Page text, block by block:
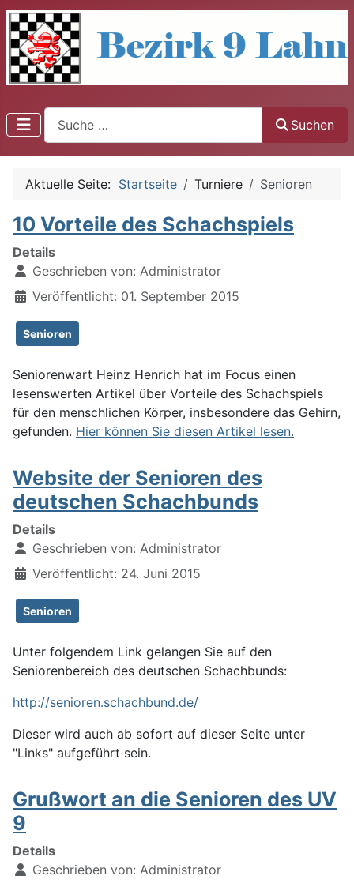
Suchen
Suchen
Aktuelle Seite: Startseite Turniere Senioren
10 Vorteile des Schachspiels
Details
Geschrieben von: Administrator
Veröffentlicht: 01. September 2015
Senioren
Seniorenwart Heinz Henrich hat im Focus einen
lesenswerten Artikel über Vorteile des Schachspiels
für den menschlichen Körper, insbesondere das Gehirn,
gefunden. Hier können Sie diesen Artikel lesen.
Website der Senioren des
deutschen Schachbunds
Details
Geschrieben von: Administrator
Veröffentlicht: 24. Juni 2015
Senioren
Unter folgendem Link gelangen Sie auf den
Seniorenbereich des deutschen Schachbunds:
http://senioren.schachbund.de/
Dieser wird auch ab sofort auf dieser Seite unter
"Links" aufgeführt sein.
Grußwort an die Senioren des UV
9
Details
Geschrieben von: Administrator